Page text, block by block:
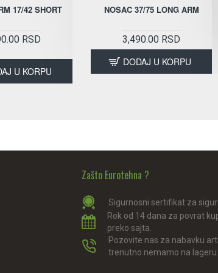
17/42 SHORT
RSD
U KORPU
NOSAC LCD TILT 32-75 600X400
1,990.00 RSD
DODAJ U KORPU
NOSAC 37/75 LONG ARM
3,490.00 RSD
DODAJ U KORPU
Zašto Eurotehna ?
Sigurnosni sertifikat za
Rok od 14 dana za povrat
preko sajta.
Pozovite nas za nabavku
trenutno nemamo na lageru.